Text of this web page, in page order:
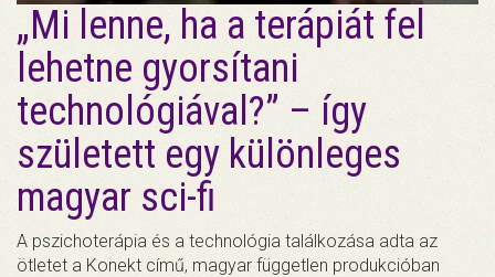
„Mi lenne, ha a terápiát fel
lehetne gyorsítani
technológiával?” – így
született egy különleges
magyar sci-fi
A pszichoterápia és a technológia találkozása adta az
ötletet a Konekt című, magyar független produkcióban